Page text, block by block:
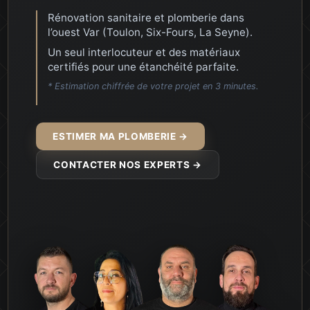
pour la rénovation de ma salle de bain et plus
.J’ai eu affaire à des professionnels très…
Rénovation sanitaire et plomberie dans
l’ouest Var (Toulon, Six-Fours, La Seyne).
Un seul interlocuteur et des matériaux
certifiés pour une étanchéité parfaite.
* Estimation chiffrée de votre projet en 3 minutes.
ESTIMER MA PLOMBERIE →
CONTACTER NOS EXPERTS →